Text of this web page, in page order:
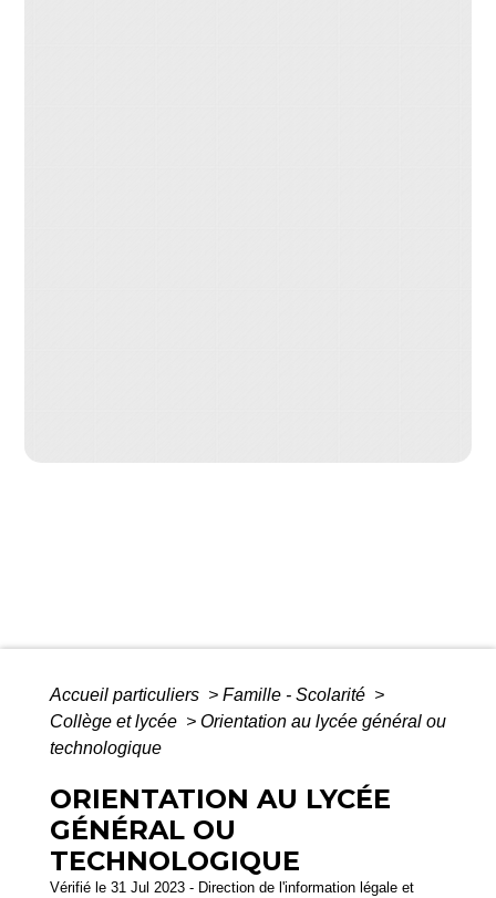
Accueil particuliers > Famille - Scolarité >
Collège et lycée > Orientation au lycée général ou
technologique
ORIENTATION AU LYCÉE
GÉNÉRAL OU
TECHNOLOGIQUE
Vérifié le 31 Jul 2023 - Direction de l'information légale et